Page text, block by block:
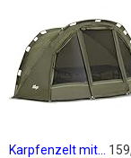
Karpfenzelt mit...